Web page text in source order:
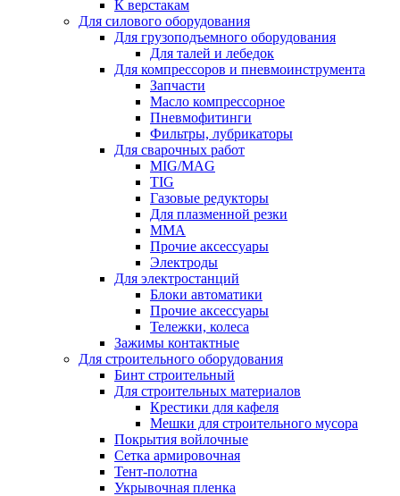
К верстакам
Для силового оборудования
Для грузоподъемного оборудования
Для талей и лебедок
Для компрессоров и пневмоинструмента
Запчасти
Масло компрессорное
Пневмофитинги
Фильтры, лубрикаторы
Для сварочных работ
MIG/MAG
TIG
Газовые редукторы
Для плазменной резки
ММА
Прочие аксессуары
Электроды
Для электростанций
Блоки автоматики
Прочие аксессуары
Тележки, колеса
Зажимы контактные
Для строительного оборудования
Бинт строительный
Для строительных материалов
Крестики для кафеля
Мешки для строительного мусора
Покрытия войлочные
Сетка армировочная
Тент-полотна
Укрывочная пленка